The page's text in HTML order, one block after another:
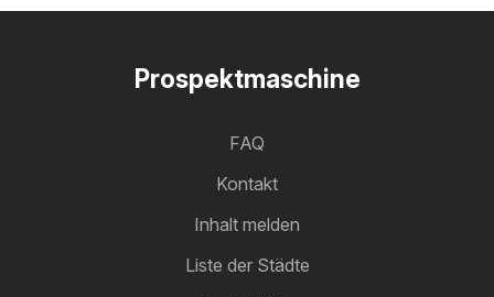
Prospektmaschine
FAQ
Kontakt
Inhalt melden
Liste der Städte